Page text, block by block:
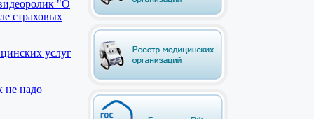
"О
страховых
услуг
не надо